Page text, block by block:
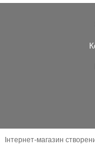
Інтернет-магазин